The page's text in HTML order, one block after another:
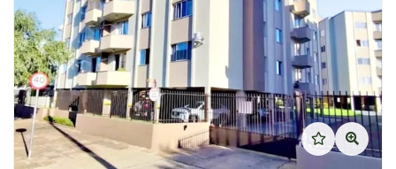
Previous Next